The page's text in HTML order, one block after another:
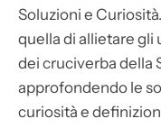
Soluzioni e
quella di allietare gli
dei cruciverba della
approfondendo le
curiosità e